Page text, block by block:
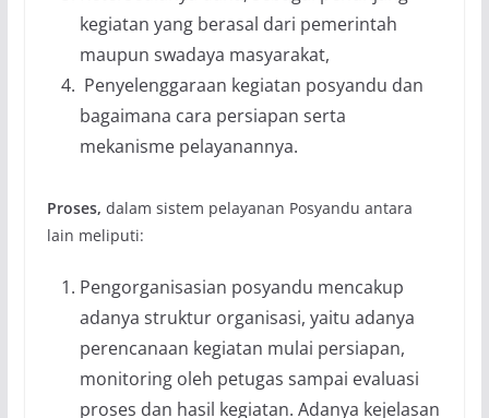
kegiatan yang berasal dari pemerintah
maupun swadaya masyarakat,
Penyelenggaraan kegiatan posyandu dan
bagaimana cara persiapan serta
mekanisme pelayanannya.
Proses, dalam sistem pelayanan Posyandu antara
lain meliputi:
Pengorganisasian posyandu mencakup
adanya struktur organisasi, yaitu adanya
perencanaan kegiatan mulai persiapan,
monitoring oleh petugas sampai evaluasi
proses dan hasil kegiatan. Adanya kejelasan